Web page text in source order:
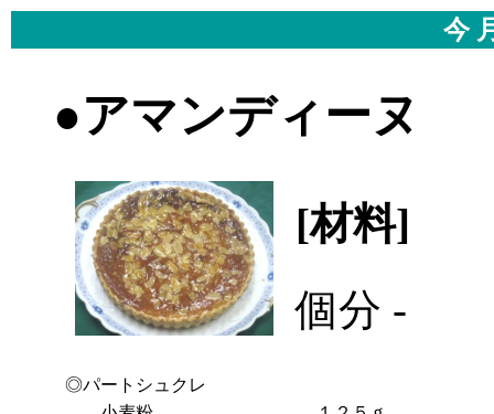
今
●アマンディーヌ
[材料]
個分 -
◎パートシュクレ